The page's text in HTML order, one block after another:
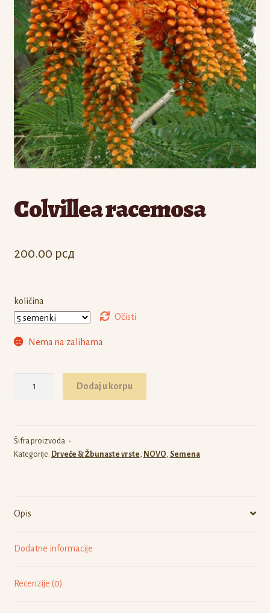
Odjava
Registracija
Colvillea racemosa
200.00 рсд
količina
Očisti
Nema na zalihama
Dodaj u korpu
Šifra proizvoda: -
Kategorije: Drveće & Žbunaste vrste, NOVO, Semena
Opis
Dodatne informacije
Recenzije (0)